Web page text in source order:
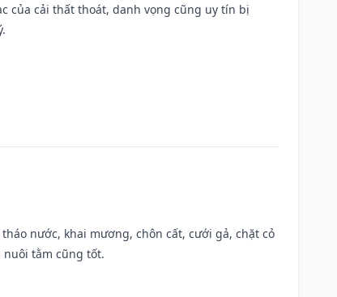
của cải thất thoát, danh vọng cũng uy tín bị
nước, khai mương, chôn cất, cưới gả, chặt cỏ
tằm cũng tốt.